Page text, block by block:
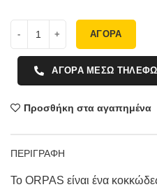
ΑΓΟΡΑ
ΑΓΟΡΑ ΜΕΣΩ
Προσθήκη στα αγαπημένα
ΠΕΡΙΓΡΑΦΗ
Το ORPAS είναι ένα